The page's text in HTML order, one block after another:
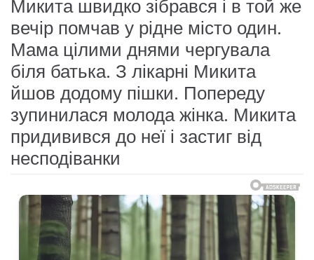
Микита швидко зібрався і в той же
вечір помчав у рідне місто один.
Мама цілими днями чергувала
біля батька. З лікарні Микита
йшов додому пішки. Попереду
зупинилася молода жінка. Микита
придивився до неї і застиг від
несподіванки